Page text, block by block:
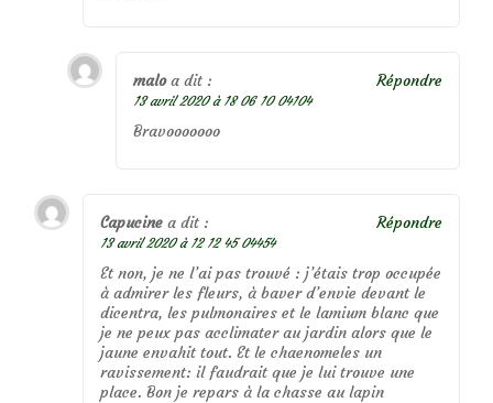
malo a dit :
13 avril 2020 à 18 06 10 04104
Bravooooooo
Répondre
Capucine a dit :
13 avril 2020 à 12 12 45 04454
Et non, je ne l’ai pas trouvé : j’étais trop occupée
à admirer les fleurs, à baver d’envie devant le
dicentra, les pulmonaires et le lamium blanc que
je ne peux pas acclimater au jardin alors que le
jaune envahit tout. Et le chaenomeles un
ravissement: il faudrait que je lui trouve une
place. Bon je repars à la chasse au lapin
Répondre